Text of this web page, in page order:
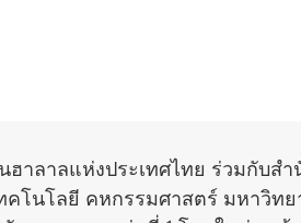
ลาลแห่งประเทศไทย ร่วมกับส
นโลยี คหกรรมศาสตร์ มหาวิทย